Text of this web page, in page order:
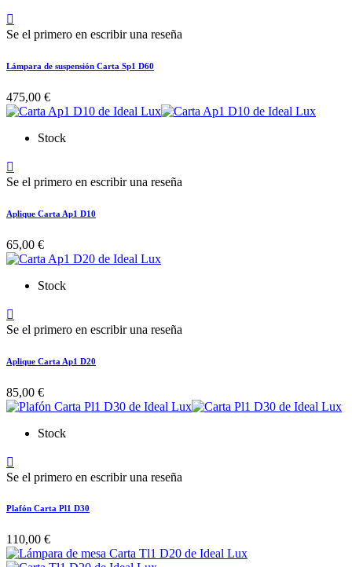

Se el primero en escribir una reseña
Lámpara de suspensión Carta Sp1 D60
475,00 €
Stock

Se el primero en escribir una reseña
Aplique Carta Ap1 D10
65,00 €
Stock

Se el primero en escribir una reseña
Aplique Carta Ap1 D20
85,00 €
Stock

Se el primero en escribir una reseña
Plafón Carta Pl1 D30
110,00 €